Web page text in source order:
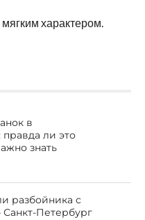
характером.
в
ли это
знать
разбойника с
Петербург